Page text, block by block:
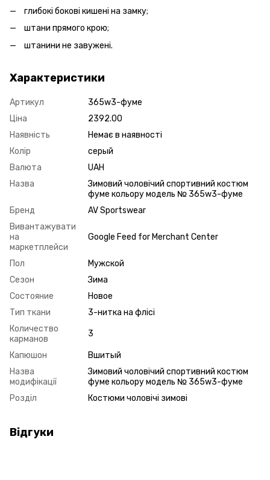
глибокі бокові кишені на замку;
штани прямого крою;
штанини не завужені.
Характеристики
Артикул
365w3-фуме
Ціна
2392.00
Наявність
Немає в наявності
Колір
серый
Валюта
UAH
Назва
Зимовий чоловічий спортивний костюм
фуме кольору модель № 365w3-фуме
Бренд
AV Sportswear
Вивантажувати
на
маркетплейси
Google Feed for Merchant Center
Пол
Мужской
Сезон
Зима
Состояние
Новое
Тип ткани
3-нитка на флісі
Количество
карманов
3
Капюшон
Вшитый
Назва
модифікації
Зимовий чоловічий спортивний костюм
фуме кольору модель № 365w3-фуме
Розділ
Костюми чоловічі зимові
Відгуки